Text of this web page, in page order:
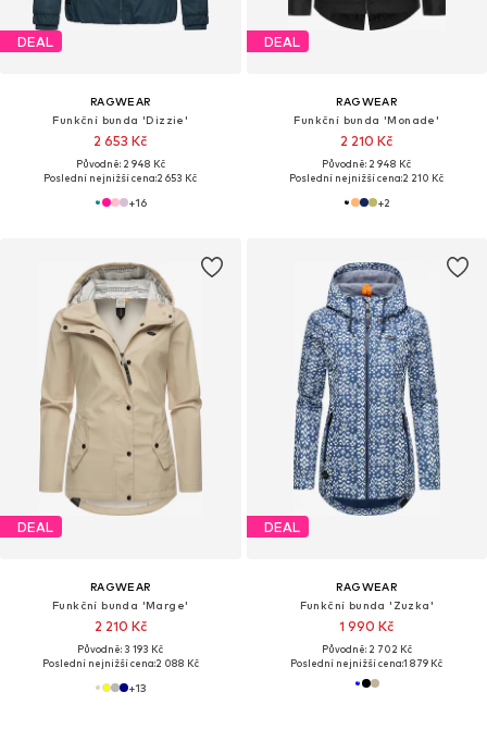
DEAL
RAGWEAR
Funkční bunda 'Dizzie'
2 653 Kč
Původně: 2 948 Kč
Poslední nejnižší cena:2 653 Kč
+16
DEAL
RAGWEAR
Funkční bunda 'Monade'
2 210 Kč
Původně: 2 948 Kč
Poslední nejnižší cena:2 210 Kč
+2
DEAL
RAGWEAR
Funkční bunda 'Marge'
2 210 Kč
Původně: 3 193 Kč
Poslední nejnižší cena:2 088 Kč
+13
DEAL
RAGWEAR
Funkční bunda 'Zuzka'
1 990 Kč
Původně: 2 702 Kč
Poslední nejnižší cena:1 879 Kč